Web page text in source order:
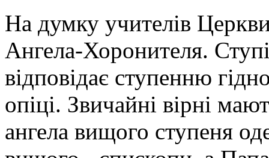
На думку учителів
Ангела-Хоронителя.
відповідає ступенню
опіці. Звичайні вірні
ангела вищого ступеня